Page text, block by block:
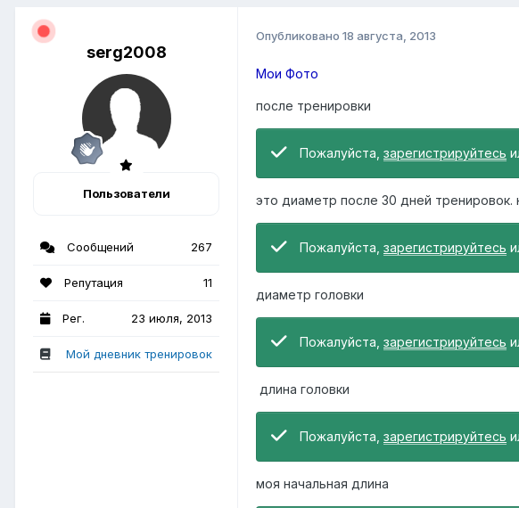
serg2008
Пользователи
Сообщений 267
Репутация 11
Рег. 23 июля, 2013
Мой дневник тренировок
Опубликовано 18 августа, 2013
Мои Фото
после тренировки
Пожалуйста, зарегистрируйтесь
это диаметр после 30 дней тренировок.
Пожалуйста, зарегистрируйтесь
диаметр головки
Пожалуйста, зарегистрируйтесь
длина головки
Пожалуйста, зарегистрируйтесь
моя начальная длина